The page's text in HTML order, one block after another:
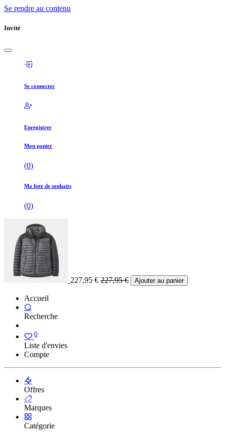
Se rendre au contenu
Invité
Se connecter
Enregistrer
Mon panier
(0)
Ma liste de souhaits
(0)
227,95 € 227,95€ Ajouter au panier
Accueil
Recherche
0
Liste d'envies
Compte
Offres
Marques
Catégorie